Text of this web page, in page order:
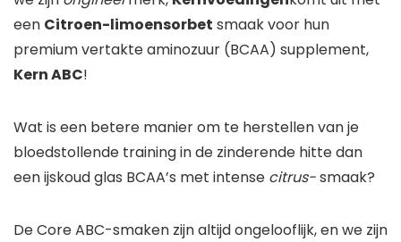
een Citroen-limoensorbet smaak voor hun
premium vertakte aminozuur (BCAA) supplement,
Kern ABC!
Wat is een betere manier om te herstellen van je
bloedstollende training in de zinderende hitte dan
een ijskoud glas BCAA’s met intense citrus-smaak?
De Core ABC-smaken zijn altijd ongelooflijk, en we zijn